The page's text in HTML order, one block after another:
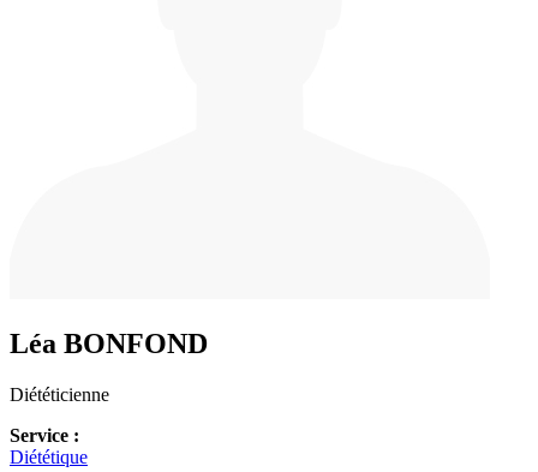
Léa BONFOND
Diététicienne
Service :
Diététique